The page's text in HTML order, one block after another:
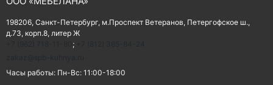
198206, Санкт-Петербург, м.Проспект Ветеранов, Петергофское ш.,
д.73, корп.8, литер Ж
;
Часы работы: Пн-Вс: 11:00-18:00